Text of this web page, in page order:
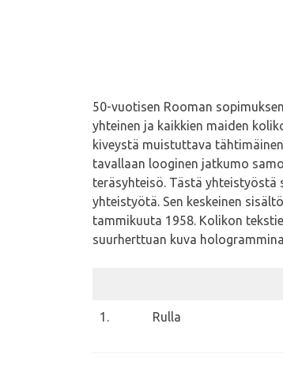
50-vuotisen Rooman
yhteinen ja kaikkien maiden
kiveystä muistuttava
tavallaan looginen jatkumo
teräsyhteisö. Tästä yhteistyöstä
yhteistyötä. Sen keskeinen
tammikuuta 1958. Kolikon
suurherttuan kuva
1. Rulla